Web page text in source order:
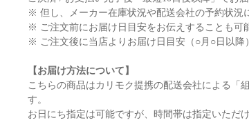
※ 但し、メーカー在庫状況や配送会社の予約状況
※ ご注文前にお届け日目安をお伝えすることも可
※ ご注文後に当店よりお届け日目安（○月○日以降
【お届け方法について】
こちらの商品はカリモク提携の配送会社による「
す。
お日にち指定は可能ですが、時間帯は指定いただ